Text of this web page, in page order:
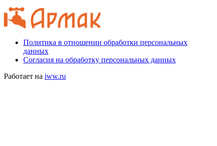
Политика в отношении обработки персональных
данных
Согласия на обработку персональных данных
Работает на iww.ru